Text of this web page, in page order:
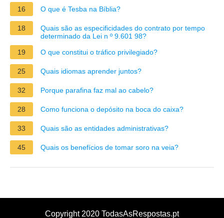
16 O que é Tesba na Bíblia?
18
Quais são as especificidades do contrato por tempo
determinado da Lei n º 9.601 98?
19
O que constitui o tráfico privilegiado?
25 Quais idiomas aprender juntos?
32 Porque parafina faz mal ao cabelo?
28 Como funciona o depósito na boca do caixa?
33 Quais são as entidades administrativas?
45 Quais os benefícios de tomar soro na veia?
Copyright 2020 TodasAsRespostas.pt